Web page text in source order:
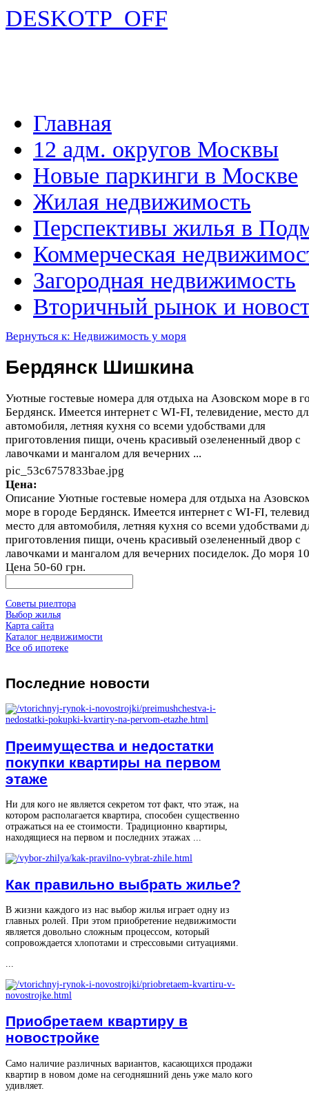
DESKOTP_OFF
Главная
12 адм. округов Москвы
Новые паркинги в Москве
Жилая недвижимость
Перспективы жилья в
Коммерческая
Загородная недвижимость
Вторичный рынок и
Вернуться к: Недвижимость у моря
Бердянск Шишкина
Уютные гостевые номера для отдыха на Азовском море в
Бердянск. Имеется интернет с WI-FI, телевидение, место
автомобиля, летняя кухня со всеми удобствами для
приготовления пищи, очень красивый озелененный двор с
лавочками и мангалом для вечерних ...
pic_53c6757833bae.jpg
Цена:
Описание Уютные гостевые номера для отдыха на
море в городе Бердянск. Имеется интернет с WI-FI,
место для автомобиля, летняя кухня со всеми удобствами
приготовления пищи, очень красивый озелененный двор с
лавочками и мангалом для вечерних посиделок. До моря
Цена 50-60 грн.
Советы риелтора
Выбор жилья
Карта сайта
Каталог недвижимости
Все об ипотеке
Последние новости
Преимущества и недостатки
покупки квартиры на первом
этаже
Ни для кого не является секретом тот факт, что этаж, на
котором располагается квартира, способен существенно
отражаться на ее стоимости. Традиционно квартиры,
находящиеся на первом и последних этажах ...
Как правильно выбрать жилье?
В жизни каждого из нас выбор жилья играет одну из
главных ролей. При этом приобретение недвижимости
является довольно сложным процессом, который
сопровождается хлопотами и стрессовыми ситуациями.
...
Приобретаем квартиру в
новостройке
Само наличие различных вариантов, касающихся продажи
квартир в новом доме на сегодняшний день уже мало кого
удивляет.